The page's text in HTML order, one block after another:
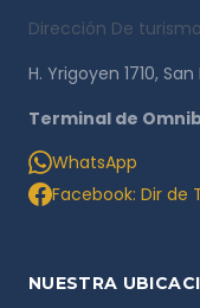
Dirección De
H. Yrigoyen 1710,
Terminal de
WhatsApp
Facebook: Dir de
NUESTRA